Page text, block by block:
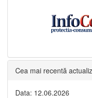
Cea mai recentă
Data: 12.06.2026